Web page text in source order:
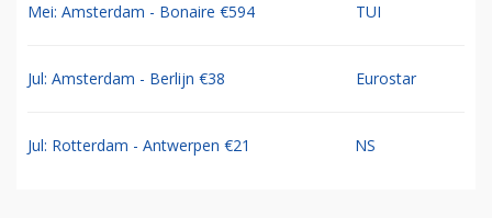
Mei: Amsterdam - Bonaire €594 TUI
Jul: Amsterdam - Berlijn €38 Eurostar
Jul: Rotterdam - Antwerpen €21 NS